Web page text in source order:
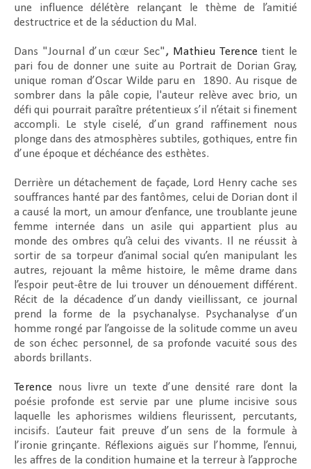
une influence délétère relançant le thème de l’amitié
destructrice et de la séduction du Mal.
Dans "Journal d’un cœur Sec", Mathieu Terence tient le
pari fou de donner une suite au Portrait de Dorian Gray,
unique roman d’Oscar Wilde paru en
1890. Au risque de
sombrer dans la pâle copie, l'auteur relève avec brio, un
défi qui pourrait paraître prétentieux s’il n’était si finement
accompli. Le style ciselé, d’un grand raffinement nous
plonge dans des atmosphères subtiles, gothiques, entre fin
d’une époque et déchéance des esthètes.
Derrière un détachement de façade, Lord Henry cache ses
souffrances hanté par des fantômes, celui de Dorian dont il
a causé la mort, un amour d’enfance, une troublante jeune
femme internée dans un asile qui appartient plus au
monde des ombres qu’à celui des vivants. Il ne réussit à
sortir de sa torpeur d’animal social qu’en manipulant les
autres, rejouant la même histoire, le même drame dans
l’espoir peut-être de lui trouver un dénouement différent.
Récit de la décadence d’un dandy vieillissant, ce journal
prend la forme de la psychanalyse. Psychanalyse d’un
homme rongé par l’angoisse de la solitude comme un aveu
de son échec personnel, de sa profonde vacuité sous des
abords brillants.
Terence nous livre un texte d’une densité rare dont la
poésie profonde est servie par une plume incisive sous
laquelle les aphorismes wildiens fleurissent, percutants,
incisifs. L’auteur fait preuve d’un sens de la formule à
l’ironie grinçante. Réflexions aiguës sur l’homme, l’ennui,
les affres de la condition humaine et la terreur à l’approche